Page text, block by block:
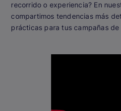
recorrido o experiencia? En
compartimos tendencias más
prácticas para tus campañas